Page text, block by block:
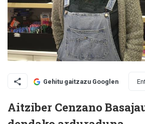
Gehitu gaitzazu Googlen
Aitziber Cenzano